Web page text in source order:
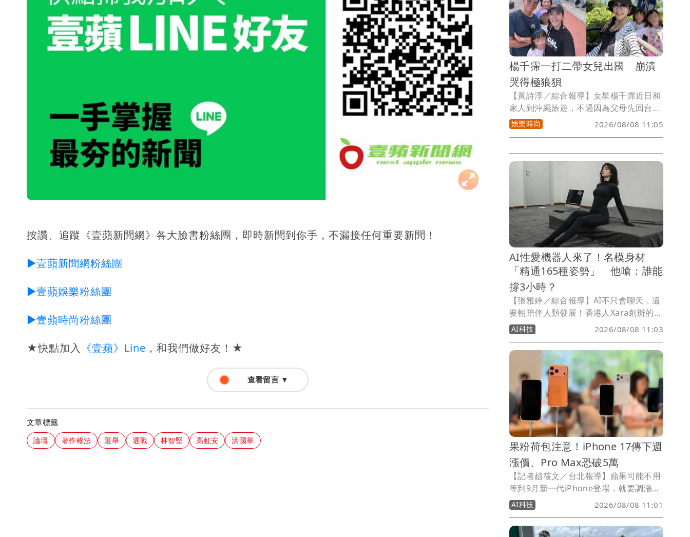
按讚、追蹤《壹蘋新聞網》各大臉書粉絲團，即時新聞到你手，不漏接任何重要新聞！
►壹蘋新聞網粉絲團
►壹蘋娛樂粉絲團
►壹蘋時尚粉絲團
★快點加入 《壹蘋》Line ，和我們做好友！★
查看留言 ▼
文章標籤
論壇 著作權法 選舉 選戰 林智堅 高虹安 洪國華
楊千霈一打二帶女兒出國 崩潰
哭得極狼狽
【黃詩淳／綜合報導】女星楊千霈近日和
家人到沖繩旅遊，不過因為父母先回台
灣，她必須一個人帶著兩個女兒，加上上
個月才動完手術的膝蓋還未痊癒，讓她長
其狼狽，但因為女兒貼心安慰，她也發現
真正的堅強不是什麼都自己扛。
娛樂時尚 2026/08/08 11:05
AI性愛機器人來了！名模身材
「精通165種姿勢」 他嗆：誰能
撐3小時？
【張雅婷／綜合報導】AI不只會聊天，還
要朝陪伴人類發展！香港人Xara創辦的
Somnia Lab，近期推出「AI性愛機器
人」，主打仿真人外表以及自由靈活的機
械結構，除了能與人類對話交流，更號稱
可完成165種動作與姿勢，引發外界關
注。
AI科技 2026/08/08 11:03
果粉荷包注意！iPhone 17傳下週
漲價、Pro Max恐破5萬
【記者趙筱文／台北報導】蘋果可能不用
等到9月新一代iPhone登場，就要調漲
iPhone 17系列售價！最新爆料指出，蘋
果最快可能在8月10日調整iPhone 17價
格，不過目前尚未有官方消息，實際漲價
AI科技 2026/08/08 11:01